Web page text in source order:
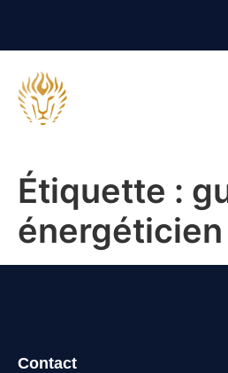
Étiquette :
énergéticien
Contact